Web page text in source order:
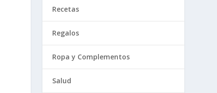
Recetas
Regalos
Ropa y Complementos
Salud